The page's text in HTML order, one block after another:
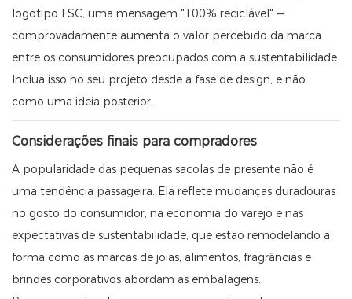
logotipo FSC, uma mensagem "100% reciclável" —
comprovadamente aumenta o valor percebido da marca
entre os consumidores preocupados com a sustentabilidade.
Inclua isso no seu projeto desde a fase de design, e não
como uma ideia posterior.
Considerações finais para compradores
A popularidade das pequenas sacolas de presente não é
uma tendência passageira. Ela reflete mudanças duradouras
no gosto do consumidor, na economia do varejo e nas
expectativas de sustentabilidade, que estão remodelando a
forma como as marcas de joias, alimentos, fragrâncias e
brindes corporativos abordam as embalagens.